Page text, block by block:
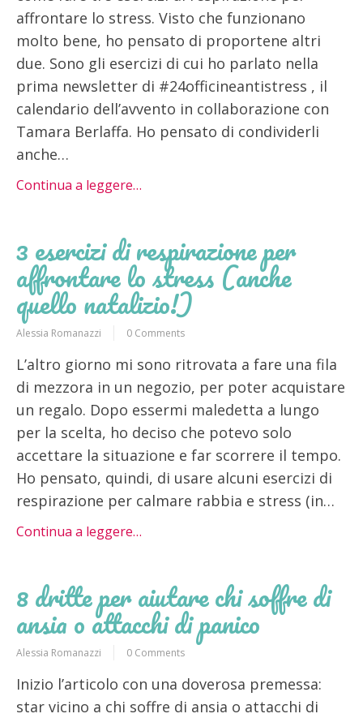
affrontare lo stress. Visto che funzionano
molto bene, ho pensato di proportene altri
due. Sono gli esercizi di cui ho parlato nella
prima newsletter di #24officineantistress , il
calendario dell’avvento in collaborazione con
Tamara Berlaffa. Ho pensato di condividerli
anche…
Continua a leggere…
3 esercizi di respirazione per
affrontare lo stress (anche
quello natalizio!)
Alessia Romanazzi 0 Comments
L’altro giorno mi sono ritrovata a fare una fila
di mezzora in un negozio, per poter acquistare
un regalo. Dopo essermi maledetta a lungo
per la scelta, ho deciso che potevo solo
accettare la situazione e far scorrere il tempo.
Ho pensato, quindi, di usare alcuni esercizi di
respirazione per calmare rabbia e stress (in…
Continua a leggere…
8 dritte per aiutare chi soffre di
ansia o attacchi di panico
Alessia Romanazzi 0 Comments
Inizio l’articolo con una doverosa premessa:
star vicino a chi soffre di ansia o attacchi di